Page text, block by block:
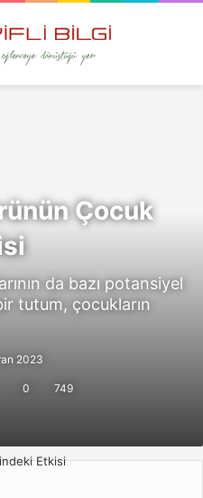
Çocuk
da bazı potansiyel
tutum, çocukların
2023
0 749